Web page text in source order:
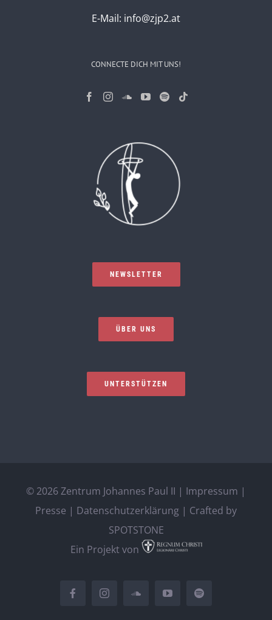
E-Mail: info@zjp2.at
CONNECTE DICH MIT UNS!
NEWSLETTER
ÜBER UNS
UNTERSTÜTZEN
© 2026 Zentrum Johannes Paul II | Impressum |
Presse | Datenschutzerklärung | Crafted by
SPOTSTONE
Ein Projekt von
FacebookInstagramSoundCloudYouTubeSpotify